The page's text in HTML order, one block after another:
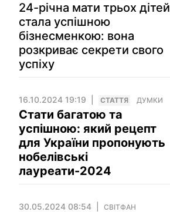
24-річна мати трьох дітей
стала успішною
бізнесменкою: вона
розкриває секрети свого
успіху
16.10.2024 19:19 СТАТТЯ ДУМКИ
Стати багатою та
успішною: який рецепт
для України пропонують
нобелівські
лауреати-2024
30.05.2024 08:54 СВІТФАН